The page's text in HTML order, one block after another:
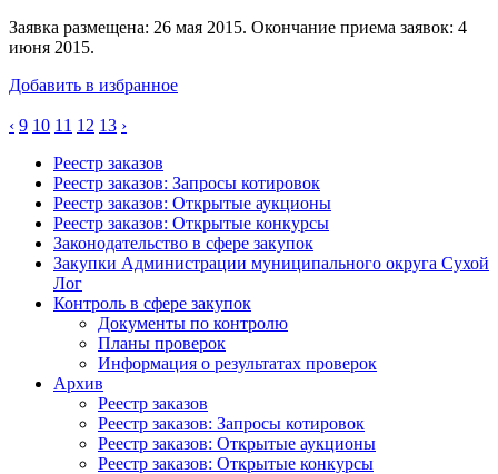
Заявка размещена: 26 мая 2015. Окончание приема заявок: 4
июня 2015.
Добавить в избранное
‹ 9 10 11 12 13 ›
Реестр заказов
Реестр заказов: Запросы котировок
Реестр заказов: Открытые аукционы
Реестр заказов: Открытые конкурсы
Законодательство в сфере закупок
Закупки Администрации муниципального округа Сухой
Лог
Контроль в сфере закупок
Документы по контролю
Планы проверок
Информация о результатах проверок
Архив
Реестр заказов
Реестр заказов: Запросы котировок
Реестр заказов: Открытые аукционы
Реестр заказов: Открытые конкурсы